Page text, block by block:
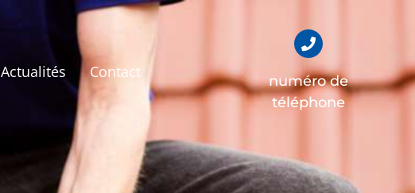
Actualités Contact
numéro de
téléphone